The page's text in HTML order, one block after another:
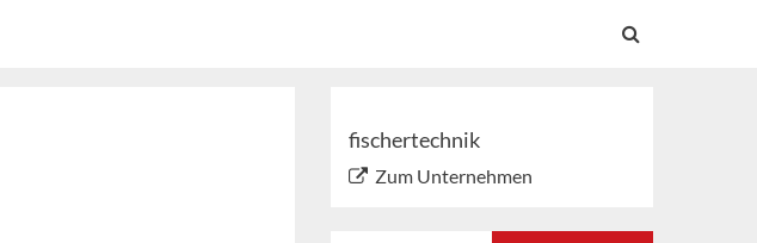
fischertechnik
Zum Unternehmen